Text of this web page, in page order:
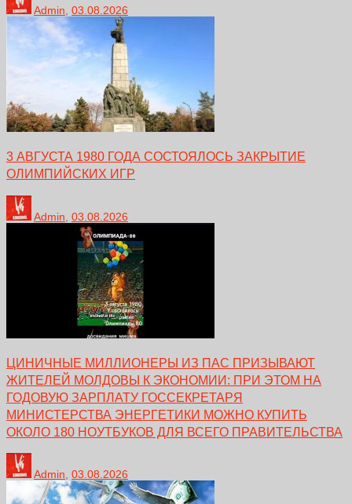
Admin 03.08.2026
3 АВГУСТА 1980 ГОДА СОСТОЯЛОСЬ ЗАКРЫТИЕ
ОЛИМПИЙСКИХ ИГР
Admin 03.08.2026
ЦИНИЧНЫЕ МИЛЛИОНЕРЫ ИЗ ПАС ПРИЗЫВАЮТ
ЖИТЕЛЕЙ МОЛДОВЫ К ЭКОНОМИИ: ПРИ ЭТОМ НА
ГОДОВУЮ ЗАРПЛАТУ ГОССЕКРЕТАРЯ
МИНИСТЕРСТВА ЭНЕРГЕТИКИ МОЖНО КУПИТЬ
ОКОЛО 180 НОУТБУКОВ ДЛЯ ВСЕГО ПРАВИТЕЛЬСТВА
Admin, 03.08.2026